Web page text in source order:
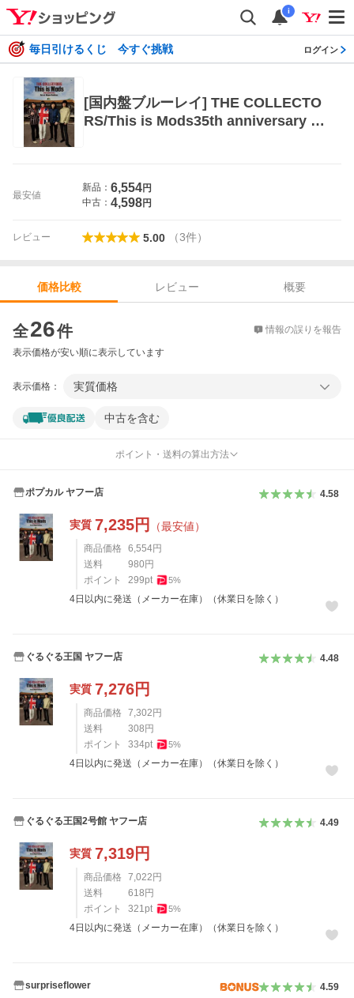
i
毎日引けるくじ 今すぐ挑戦 ログイン
[国内盤ブルーレイ] THE COLLECTO
RS/This is Mods35th anniversary liv
最安値
新品： 6,554円
中古： 4,598円
レビュー 5.00 （3件）
価格比較 レビュー
概要
全26件 情報の誤りを報告
表示価格が安い順に表示しています
表示価格： 実質価格
中古を含む
ポイント・送料の算出方法
ポプカル ヤフー店 4.58
実質 7,235円 （最安値）
商品価格 6,554円
送料
980 円
ポイント
299pt 5%
4日以内に発送（メーカー在庫）（休業日を除く）
ぐるぐる王国 ヤフー店 4.48
実質 7,276円
商品価格 7,302 円
送料
308 円
ポイント
334pt 5%
4日以内に発送（メーカー在庫）（休業日を除く）
ぐるぐる王国2号館 ヤフー店 4.49
実質 7,319円
商品価格 7,022 円
送料
618 円
ポイント
321pt 5%
4日以内に発送（メーカー在庫）（休業日を除く）
surpriseflower 4.59